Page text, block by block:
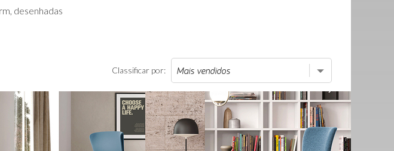
desenhadas
Classificar por: